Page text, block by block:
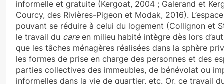
informelle et gratuite (Kergoat, 2004 ; Galerand et
Courcy, des Rivières-Pigeon et Modak, 2016).
pouvant se réduire à celui du logement (Collignon et
le travail du careen milieu habité intègre dès lors
que les tâches ménagères réalisées dans la sphère
les formes de prise en charge des personnes et des
parties collectives des immeubles, de bénévolat ou
informelles dans la vie de quartier, etc. Or, ce travail